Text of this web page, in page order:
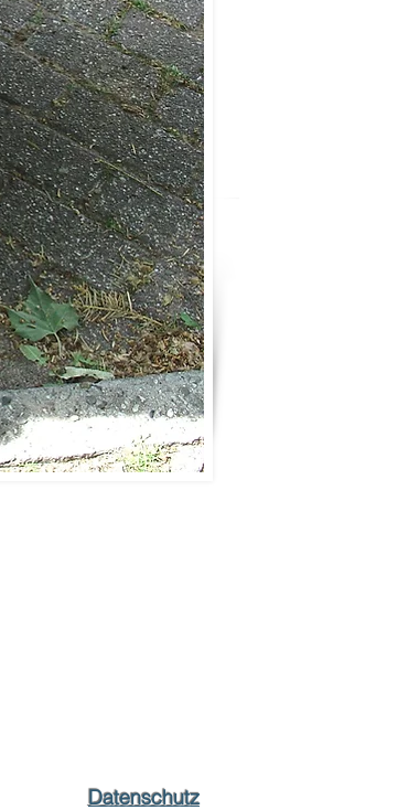
Datenschutz